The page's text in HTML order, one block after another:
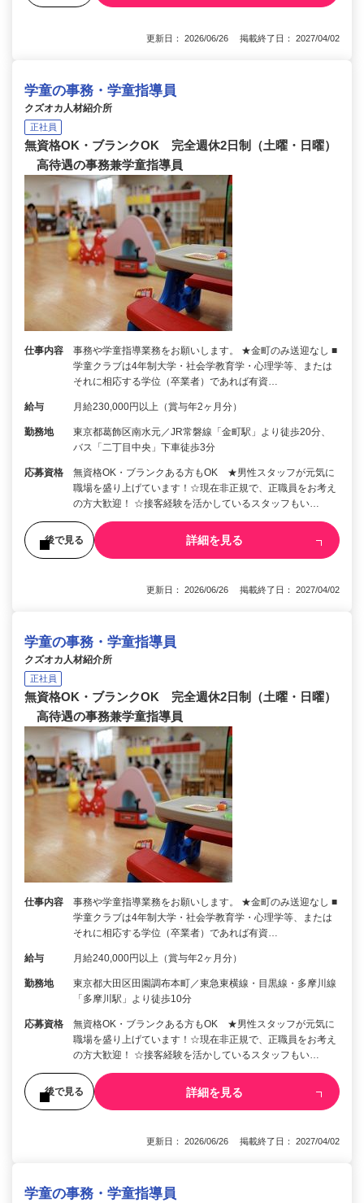
更新日： 2026/06/26 掲載終了日： 2027/04/02
学童の事務・学童指導員
クズオカ人材紹介所
正社員
無資格OK・ブランクOK 完全週休2日制（土曜・日曜）
高待遇の事務兼学童指導員
仕事内容
事務や学童指導業務をお願いします。 ★金町のみ送迎なし ■
学童クラブは4年制大学・社会学教育学・心理学等、または
それに相応する学位（卒業者）であれば有資…
給与 月給230,000円以上（賞与年2ヶ月分）
勤務地
東京都葛飾区南水元／JR常磐線「金町駅」より徒歩20分、
バス「二丁目中央」下車徒歩3分
応募資格
無資格OK・ブランクある方もOK ★男性スタッフが元気に
職場を盛り上げています！☆現在非正規で、正職員をお考え
の方大歓迎！ ☆接客経験を活かしているスタッフもい…
後で見る 詳細を見る
更新日： 2026/06/26 掲載終了日： 2027/04/02
学童の事務・学童指導員
クズオカ人材紹介所
正社員
無資格OK・ブランクOK 完全週休2日制（土曜・日曜）
高待遇の事務兼学童指導員
仕事内容
事務や学童指導業務をお願いします。 ★金町のみ送迎なし ■
学童クラブは4年制大学・社会学教育学・心理学等、または
それに相応する学位（卒業者）であれば有資…
給与 月給240,000円以上（賞与年2ヶ月分）
勤務地
東京都大田区田園調布本町／東急東横線・目黒線・多摩川線
「多摩川駅」より徒歩10分
応募資格
無資格OK・ブランクある方もOK ★男性スタッフが元気に
職場を盛り上げています！☆現在非正規で、正職員をお考え
の方大歓迎！ ☆接客経験を活かしているスタッフもい…
後で見る 詳細を見る
更新日： 2026/06/26 掲載終了日： 2027/04/02
学童の事務・学童指導員